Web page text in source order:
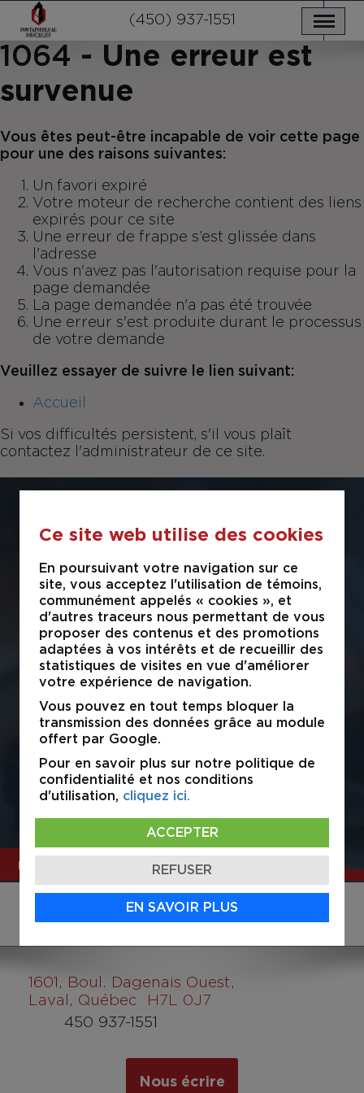
SERVICES
NOUVELLES
NOUS JOINDRE
POLITIQUE DE CONFIDENTIALITÉ
ENGLISH
(450) 937-1551
1064 - Une erreur est
survenue
Vous êtes peut-être incapable de voir cette page
pour une des raisons suivantes:
Un favori expiré
Votre moteur de recherche contient des liens
expirés pour ce site
Une erreur de frappe s’est glissée dans
l'adresse
Vous n'avez pas l'autorisation requise pour la
page demandée
La page demandée n'a pas été trouvée
Une erreur s'est produite durant le processus
de votre demande
Veuillez essayer de suivre le lien suivant:
Accueil
Si vos difficultés persistent, s'il vous plaît
contactez l'administrateur de ce site.
IMMOBILIER
GESTION
D'IMMEUBLES
Fontainebleau Immobilier met à votre
service des courtiers immobiliers agréés,
possédant une grande expérience, en
mesure de vous conseiller et de vous
assister dans la location, l'acquisition et la
vente d'immeubles ou d'espaces
commerciaux et industriels.
Voir détails
MERCI À NOS PARTENAIRES
1601 , Boul. Dagenais Ouest,
Laval, Québec H7L 0J7
450 937-1551
Nous écrire
Ce site web utilise des cookies
En poursuivant votre navigation sur ce
site, vous acceptez l'utilisation de témoins,
communément appelés « cookies », et
d'autres traceurs nous permettant de vous
proposer des contenus et des promotions
adaptées à vos intérêts et de recueillir des
statistiques de visites en vue d'améliorer
votre expérience de navigation.
Vous pouvez en tout temps bloquer la
transmission des données grâce au module
offert par Google.
Pour en savoir plus sur notre politique de
confidentialité et nos conditions
d'utilisation, cliquez ici.
ACCEPTER
REFUSER
EN SAVOIR PLUS